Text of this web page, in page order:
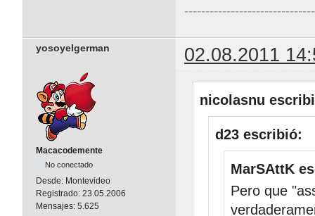
yosoyelgerman 02.08.2011
Macacodemente
No conectado
Desde: Montevideo
Registrado: 23.05.2006
Mensajes: 5.625
nicolasnu
d23 escribió:
MarSAttK
Pero que